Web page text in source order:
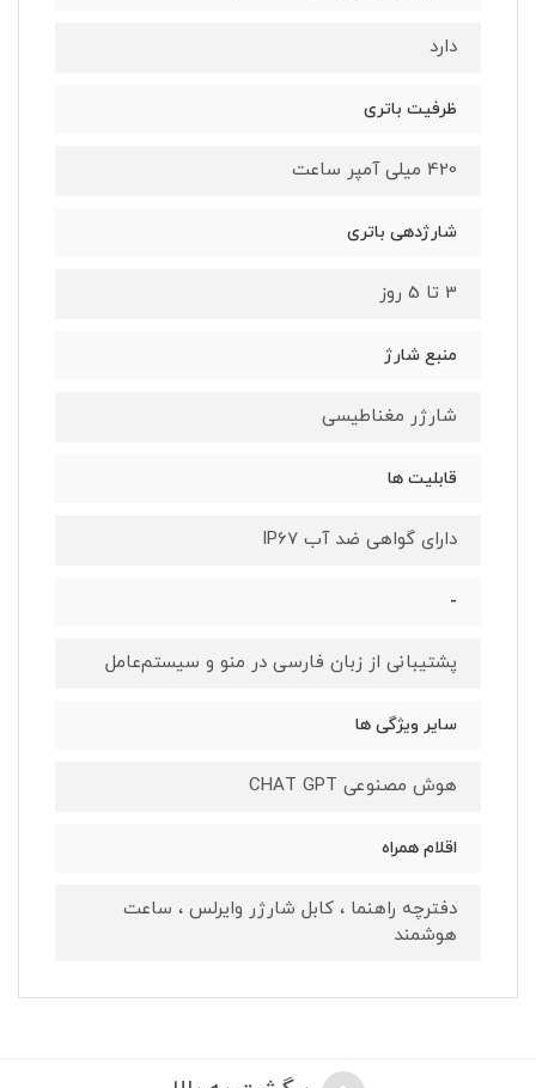
دارد
ظرفیت باتری
420 میلی آمپر ساعت
شارژدهی باتری
3 تا 5 روز
منبع شارژ
شارژر مغناطیسی
قابلیت ها
دارای گواهی ضد آب IP67
-
پشتیبانی از زبان فارسی در منو و سیستم‌عامل
سایر ویژگی ها
هوش مصنوعی CHAT GPT
اقلام همراه
دفترچه راهنما ، کابل شارژر وایرلس ، ساعت
هوشمند